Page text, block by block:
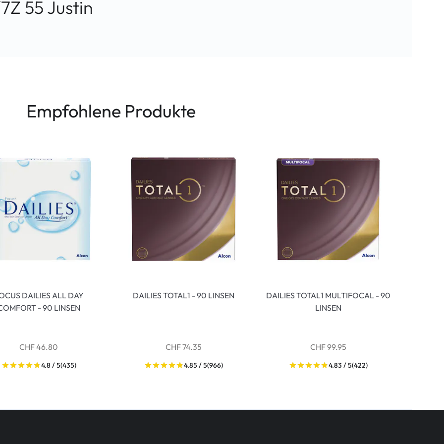
55 Justin
Empfohlene Produkte
DAILIES ALL DAY
- 90 LINSEN
CHF 46.80
4.8 / 5(435)
DAILIES TOTAL1 - 90 LINSEN
CHF 74.35
4.85 / 5(966)
DAILIES TOTAL1 MULTIFOCAL - 90
LINSEN
CHF 99.95
4.83 / 5(422)